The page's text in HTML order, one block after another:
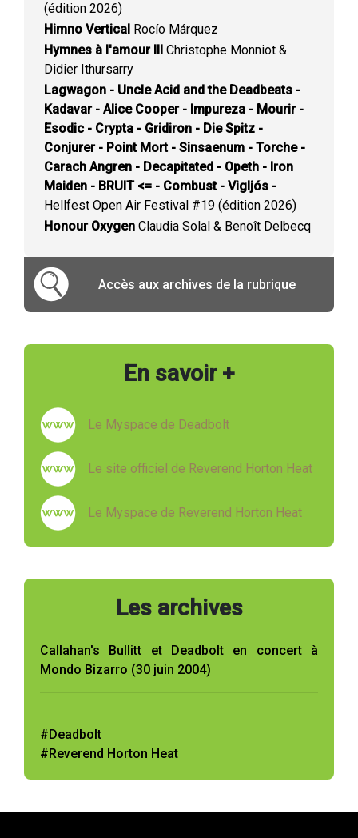
(édition 2026)
Himno Vertical Rocío Márquez
Hymnes à l'amour III Christophe Monniot &
Didier Ithursarry
Lagwagon - Uncle Acid and the Deadbeats -
Kadavar - Alice Cooper - Impureza - Mourir -
Esodic - Crypta - Gridiron - Die Spitz -
Conjurer - Point Mort - Sinsaenum - Torche -
Carach Angren - Decapitated - Opeth - Iron
Maiden - BRUIT <= - Combust - Vigljós -
Hellfest Open Air Festival #19 (édition 2026)
Honour Oxygen Claudia Solal & Benoît Delbecq
Accès aux archives de la rubrique
En savoir +
Le Myspace de Deadbolt
Le site officiel de Reverend Horton Heat
Le Myspace de Reverend Horton Heat
Les archives
Callahan's Bullitt et Deadbolt en concert à
Mondo Bizarro (30 juin 2004)
#Deadbolt
#Reverend Horton Heat